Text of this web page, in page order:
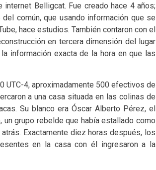
Belligcat. Fue creado hace 4 años;
común, que usando información que se
hace estudios. También contaron con el
en tercera dimensión del lugar
información exacta de la hora en que las
UTC-4, aproximadamente 500 efectivos de
a una casa situada en las colinas de
Su blanco era Óscar Alberto Pérez, el
grupo rebelde que había estallado como
Exactamente diez horas después, los
en la casa con él ingresaron a la